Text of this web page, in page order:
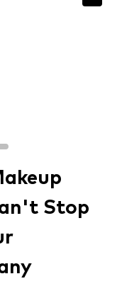
Stop